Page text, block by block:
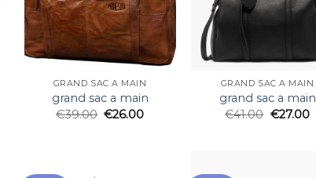
GRAND SAC A MAIN
grand sac a main
€39.00 €26.00
GRAND SAC A MAIN
grand sac a main
€41.00 €27.00